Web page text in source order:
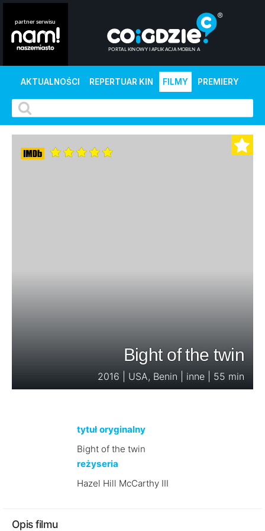
AKTUALNOŚCI REPERTUAR KIN FILMY PREMIERY
Bight of the twin
2016 | USA, Benin | inne | 55 min
tytuł oryginalny
Bight of the twin
reżyseria
Hazel Hill McCarthy III
Opis filmu